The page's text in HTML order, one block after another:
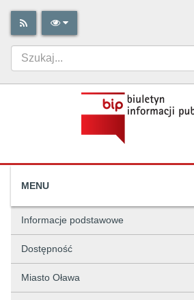
MENU
Informacje podstawowe
Dostępność
Miasto Oława